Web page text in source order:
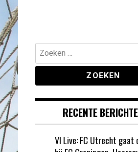
Zoeken
naar:
RECENTE
VI Live: FC Utrecht gaat